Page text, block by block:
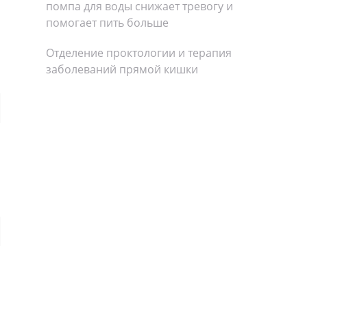
помпа для воды снижает тревогу и
помогает пить больше
Отделение проктологии и терапия
заболеваний прямой кишки